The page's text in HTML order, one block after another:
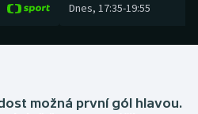
Dnes, 17:35-19:55
možná první gól hlavou.